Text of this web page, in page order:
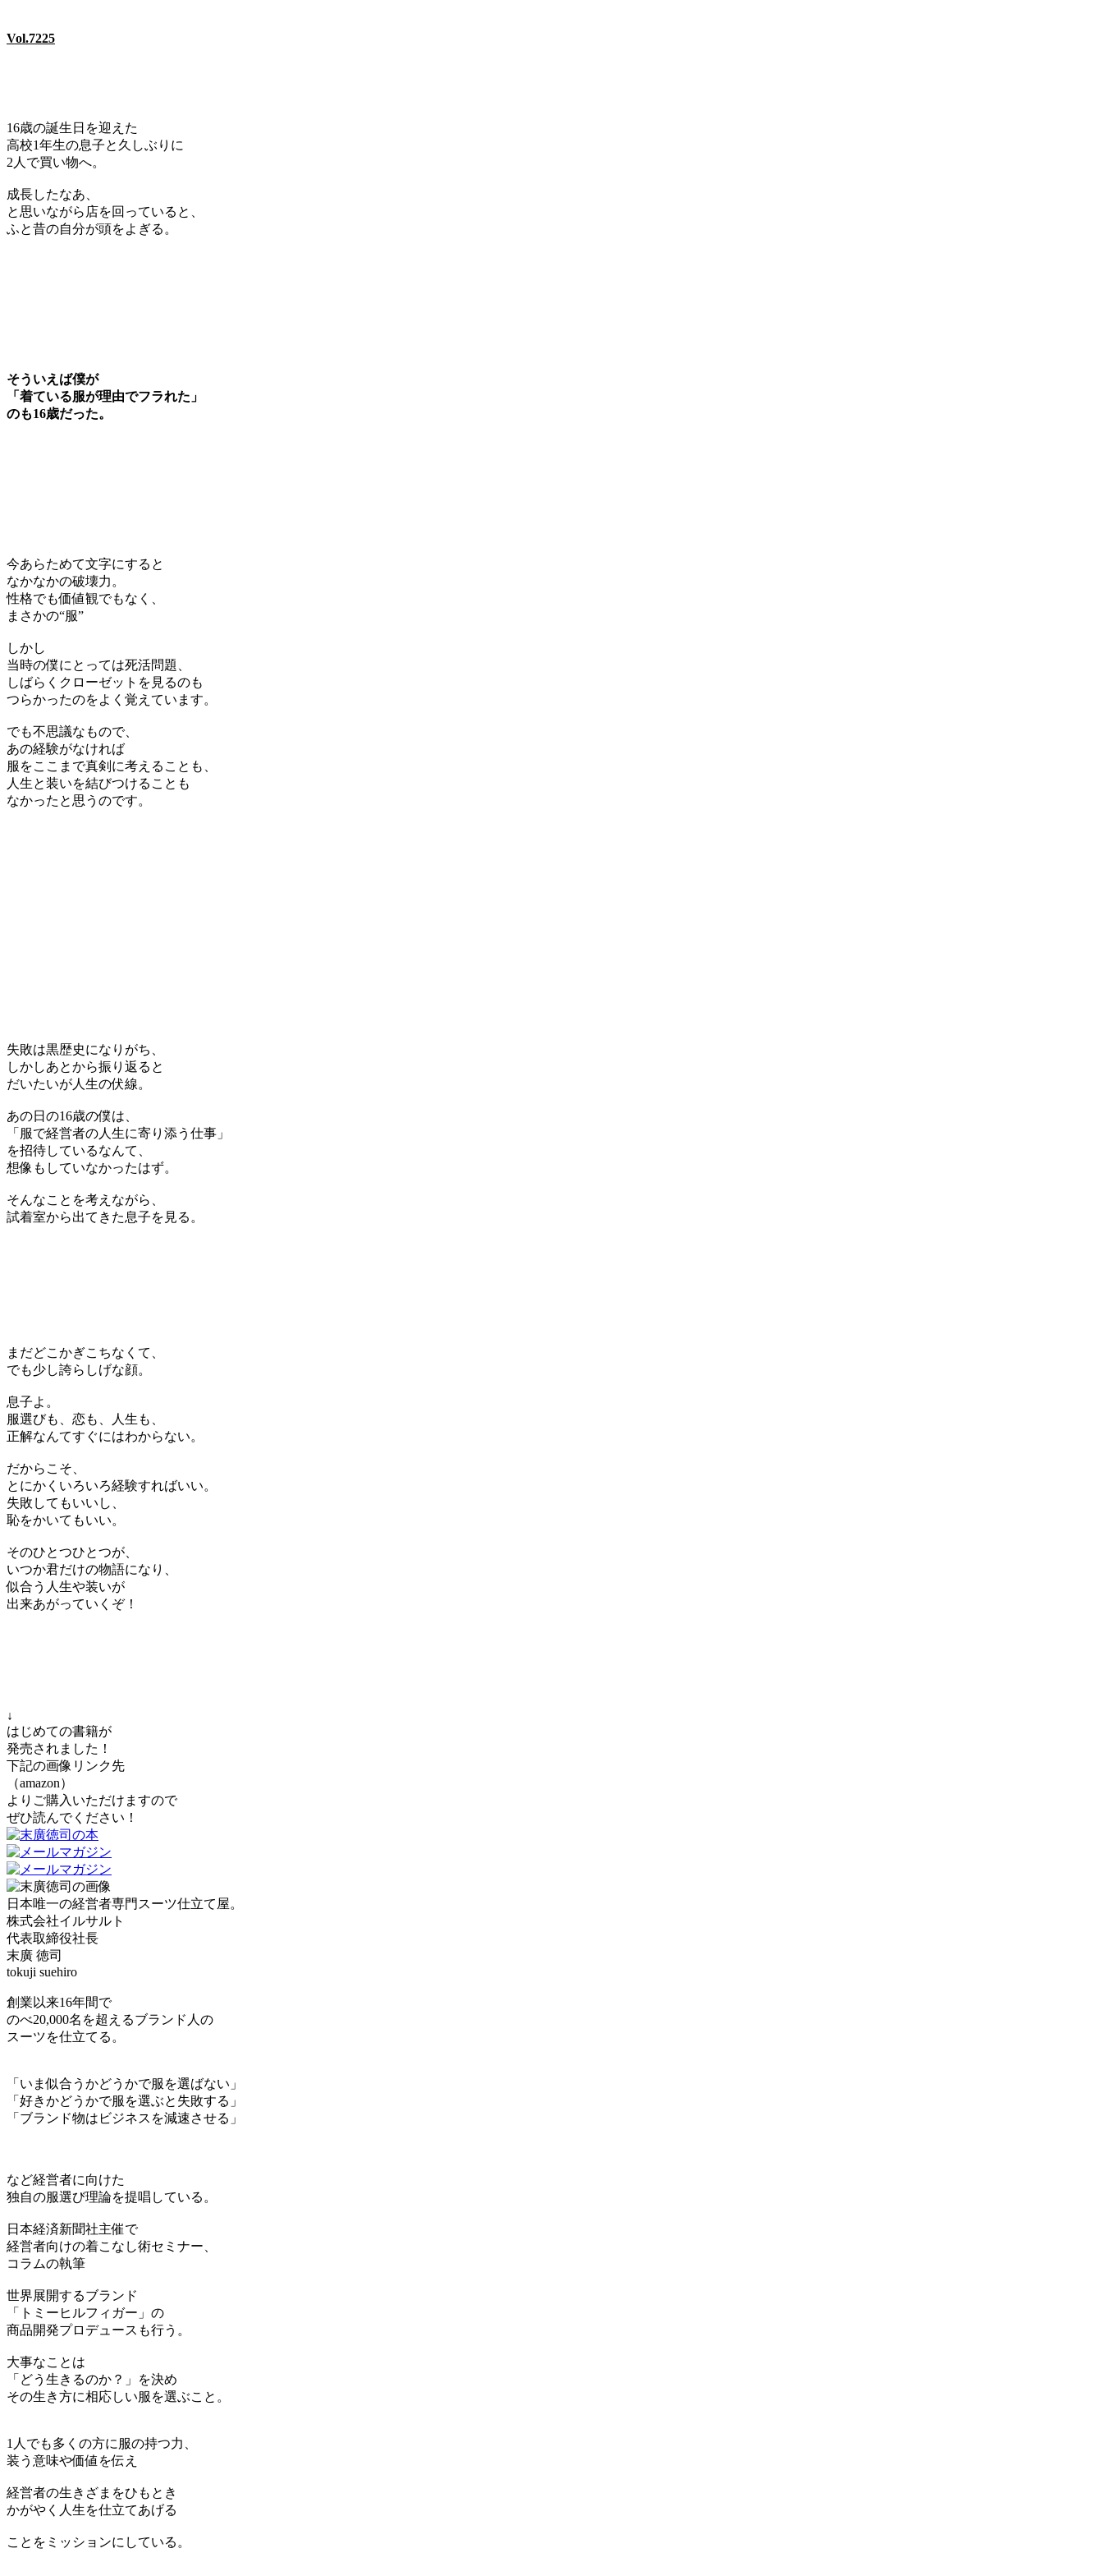
Vol.7225
16歳の誕生日を迎えた
高校1年生の息子と久しぶりに
2人で買い物へ。
成長したなあ、
と思いながら店を回っていると、
ふと昔の自分が頭をよぎる。
そういえば僕が
「着ている服が理由でフラれた」
のも16歳だった。
今あらためて文字にすると
なかなかの破壊力。
性格でも価値観でもなく、
まさかの“服”
しかし
当時の僕にとっては死活問題、
しばらくクローゼットを見るのも
つらかったのをよく覚えています。
でも不思議なもので、
あの経験がなければ
服をここまで真剣に考えることも、
人生と装いを結びつけることも
なかったと思うのです。
失敗は黒歴史になりがち、
しかしあとから振り返ると
だいたいが人生の伏線。
あの日の16歳の僕は、
「服で経営者の人生に寄り添う仕事」
を招待しているなんて、
想像もしていなかったはず。
そんなことを考えながら、
試着室から出てきた息子を見る。
まだどこかぎこちなくて、
でも少し誇らしげな顔。
息子よ。
服選びも、恋も、人生も、
正解なんてすぐにはわからない。
だからこそ、
とにかくいろいろ経験すればいい。
失敗してもいいし、
恥をかいてもいい。
そのひとつひとつが、
いつか君だけの物語になり、
似合う人生や装いが
出来あがっていくぞ！
↓
はじめての書籍が
発売されました！
下記の画像リンク先
（amazon）
よりご購入いただけますので
ぜひ読んでください！
日本唯一の経営者専門スーツ仕立て屋。
株式会社イルサルト
代表取締役社長
末廣 徳司
tokuji suehiro
創業以来16年間で
のべ20,000名を超えるブランド人の
スーツを仕立てる。
「いま似合うかどうかで服を選ばない」
「好きかどうかで服を選ぶと失敗する」
「ブランド物はビジネスを減速させる」
など経営者に向けた
独自の服選び理論を提唱している。
日本経済新聞社主催で
経営者向けの着こなし術セミナー、
コラムの執筆
世界展開するブランド
「トミーヒルフィガー」の
商品開発プロデュースも行う。
大事なことは
「どう生きるのか？」を決め
その生き方に相応しい服を選ぶこと。
1人でも多くの方に服の持つ力、
装う意味や価値を伝え
経営者の生きざまをひもとき
かがやく人生を仕立てあげる
ことをミッションにしている。